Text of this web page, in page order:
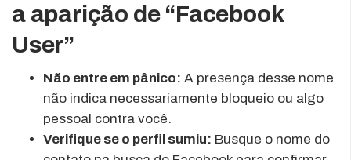
a aparição de “Facebook
User”
Não entre em pânico: A presença desse nome
não indica necessariamente bloqueio ou algo
pessoal contra você.
Verifique se o perfil sumiu: Busque o nome do